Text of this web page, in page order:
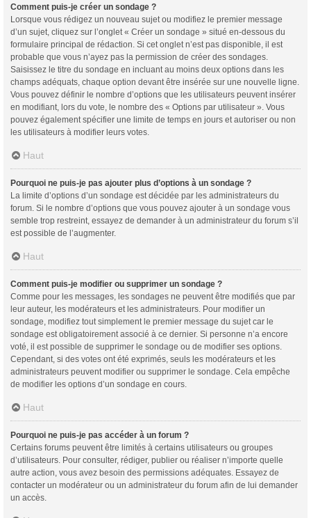
Comment puis-je créer un sondage ?
Lorsque vous rédigez un nouveau sujet ou modifiez le premier message
d’un sujet, cliquez sur l’onglet « Créer un sondage » situé en-dessous du
formulaire principal de rédaction. Si cet onglet n’est pas disponible, il est
probable que vous n’ayez pas la permission de créer des sondages.
Saisissez le titre du sondage en incluant au moins deux options dans les
champs adéquats, chaque option devant être insérée sur une nouvelle ligne.
Vous pouvez définir le nombre d’options que les utilisateurs peuvent insérer
en modifiant, lors du vote, le nombre des « Options par utilisateur ». Vous
pouvez également spécifier une limite de temps en jours et autoriser ou non
les utilisateurs à modifier leurs votes.
Haut
Pourquoi ne puis-je pas ajouter plus d’options à un sondage ?
La limite d’options d’un sondage est décidée par les administrateurs du
forum. Si le nombre d’options que vous pouvez ajouter à un sondage vous
semble trop restreint, essayez de demander à un administrateur du forum s’il
est possible de l’augmenter.
Haut
Comment puis-je modifier ou supprimer un sondage ?
Comme pour les messages, les sondages ne peuvent être modifiés que par
leur auteur, les modérateurs et les administrateurs. Pour modifier un
sondage, modifiez tout simplement le premier message du sujet car le
sondage est obligatoirement associé à ce dernier. Si personne n’a encore
voté, il est possible de supprimer le sondage ou de modifier ses options.
Cependant, si des votes ont été exprimés, seuls les modérateurs et les
administrateurs peuvent modifier ou supprimer le sondage. Cela empêche
de modifier les options d’un sondage en cours.
Haut
Pourquoi ne puis-je pas accéder à un forum ?
Certains forums peuvent être limités à certains utilisateurs ou groupes
d’utilisateurs. Pour consulter, rédiger, publier ou réaliser n’importe quelle
autre action, vous avez besoin des permissions adéquates. Essayez de
contacter un modérateur ou un administrateur du forum afin de lui demander
un accès.